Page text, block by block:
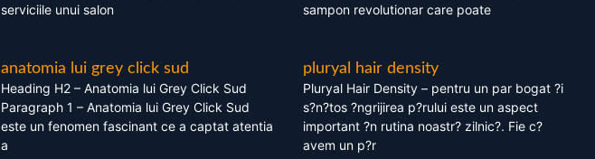
serviciile unui salon
sampon revolutionar care poate
anatomia lui grey click sud
Heading H2 – Anatomia lui Grey Click Sud
Paragraph 1 – Anatomia lui Grey Click Sud
este un fenomen fascinant ce a captat atentia
a
pluryal hair density
Pluryal Hair Density – pentru un par bogat ?i
s?n?tos ?ngrijirea p?rului este un aspect
important ?n rutina noastr? zilnic?. Fie c?
avem un p?r